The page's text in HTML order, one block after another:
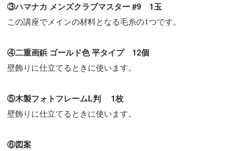
③ハマナカ メンズクラブマスター #9 1玉
この講座でメインの材料となる毛糸の1つです。
④二重画鋲 ゴールド色 平タイプ 12個
壁飾りに仕立てるときに使います。
⑤木製フォトフレームL判 1枚
壁飾りに仕立てるときに使います。
⑥図案